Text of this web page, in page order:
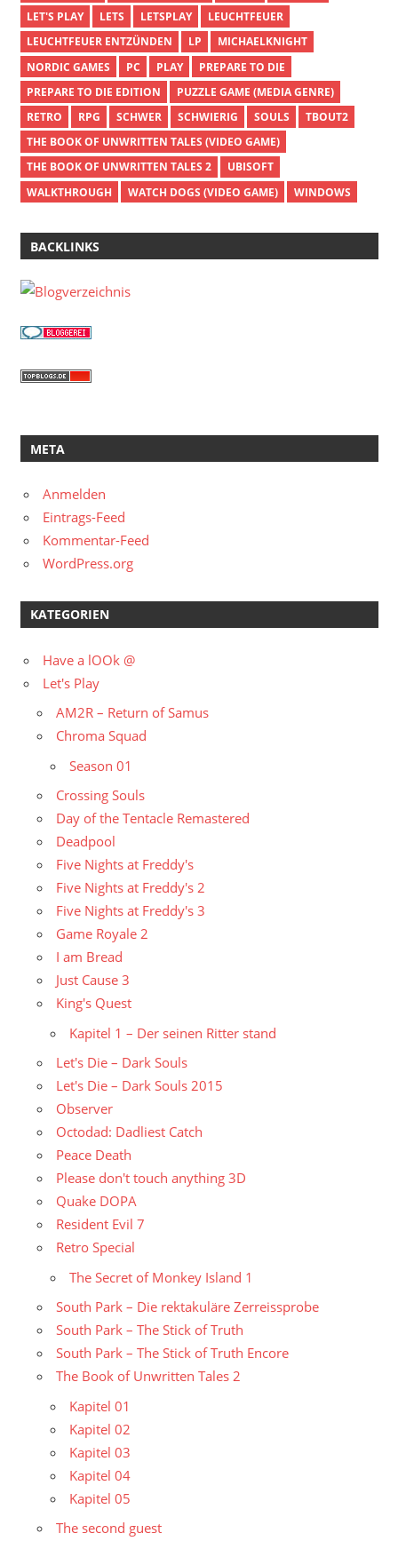
LET'S PLAY LETS LETSPLAY
LEUCHTFEUER
LEUCHTFEUER ENTZÜNDEN
LP
MICHAELKNIGHT
NORDIC GAMES
PC PLAY
PREPARE TO DIE
PREPARE TO DIE EDITION
PUZZLE GAME (MEDIA GENRE)
RETRO
RPG SCHWER SCHWIERIG SOULS
TBOUT2
THE BOOK OF UNWRITTEN TALES (VIDEO GAME)
THE BOOK OF UNWRITTEN TALES 2
UBISOFT
WALKTHROUGH
WATCH DOGS (VIDEO GAME) WINDOWS
BACKLINKS
META
Anmelden
Eintrags-Feed
Kommentar-Feed
WordPress.org
KATEGORIEN
Have a lOOk @
Let's Play
AM2R – Return of Samus
Chroma Squad
Season 01
Crossing Souls
Day of the Tentacle Remastered
Deadpool
Five Nights at Freddy's
Five Nights at Freddy's 2
Five Nights at Freddy's 3
Game Royale 2
I am Bread
Just Cause 3
King's Quest
Kapitel 1 – Der seinen Ritter stand
Let's Die – Dark Souls
Let's Die – Dark Souls 2015
Observer
Octodad: Dadliest Catch
Peace Death
Please don't touch anything 3D
Quake DOPA
Resident Evil 7
Retro Special
The Secret of Monkey Island 1
South Park – Die rektakuläre Zerreissprobe
South Park – The Stick of Truth
South Park – The Stick of Truth Encore
The Book of Unwritten Tales 2
Kapitel 01
Kapitel 02
Kapitel 03
Kapitel 04
Kapitel 05
The second guest